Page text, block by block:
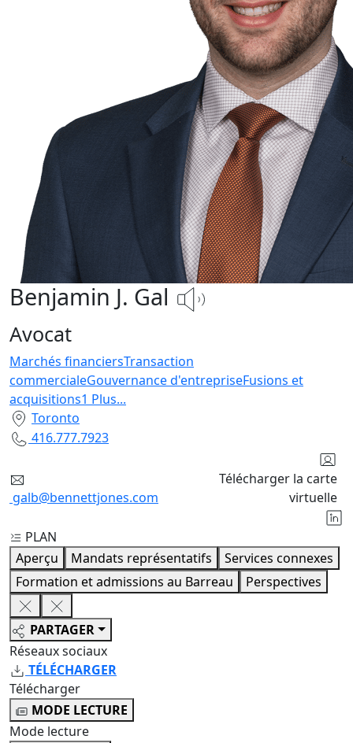
Benjamin J. Gal
Avocat
Marchés financiersTransaction
commercialeGouvernance d'entrepriseFusions et
acquisitions1 Plus...
Toronto
416.777.7923
galb@bennettjones.com
Télécharger la carte
virtuelle
PLAN
Aperçu
Mandats représentatifs
Services connexes
Formation et admissions au Barreau
Perspectives
PARTAGER
Réseaux sociaux
TÉLÉCHARGER
Télécharger
MODE LECTURE
Mode lecture